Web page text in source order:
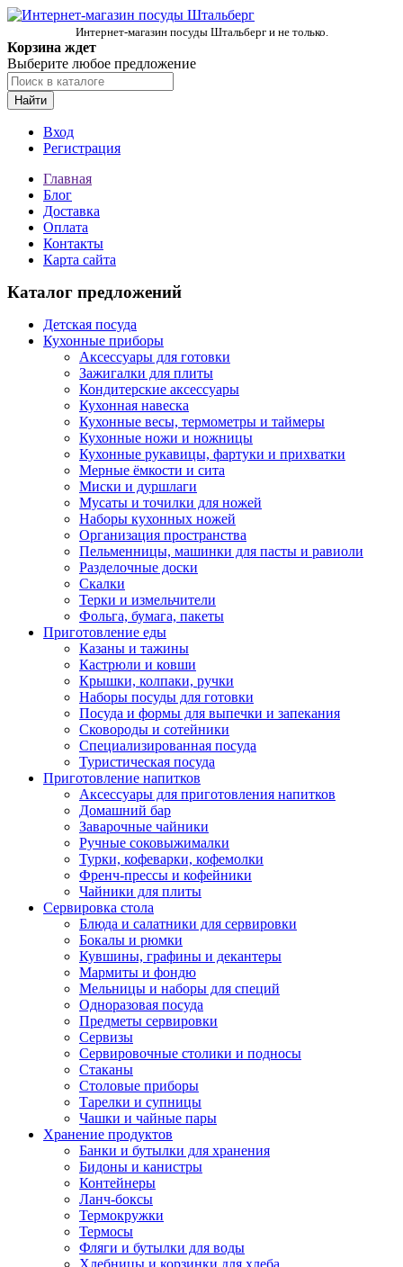
Интернет-магазин посуды Штальберг и не только.
Корзина ждет
Выберите любое предложение
Найти
Вход
Регистрация
Главная
Блог
Доставка
Оплата
Контакты
Карта сайта
Каталог предложений
Детская посуда
Кухонные приборы
Аксессуары для готовки
Зажигалки для плиты
Кондитерские аксессуары
Кухонная навеска
Кухонные весы, термометры и таймеры
Кухонные ножи и ножницы
Кухонные рукавицы, фартуки и прихватки
Мерные ёмкости и сита
Миски и дуршлаги
Мусаты и точилки для ножей
Наборы кухонных ножей
Организация пространства
Пельменницы, машинки для пасты и равиоли
Разделочные доски
Скалки
Терки и измельчители
Фольга, бумага, пакеты
Приготовление еды
Казаны и тажины
Кастрюли и ковши
Крышки, колпаки, ручки
Наборы посуды для готовки
Посуда и формы для выпечки и запекания
Сковороды и сотейники
Специализированная посуда
Туристическая посуда
Приготовление напитков
Аксессуары для приготовления напитков
Домашний бар
Заварочные чайники
Ручные соковыжималки
Турки, кофеварки, кофемолки
Френч-прессы и кофейники
Чайники для плиты
Сервировка стола
Блюда и салатники для сервировки
Бокалы и рюмки
Кувшины, графины и декантеры
Мармиты и фондю
Мельницы и наборы для специй
Одноразовая посуда
Предметы сервировки
Сервизы
Сервировочные столики и подносы
Стаканы
Столовые приборы
Тарелки и супницы
Чашки и чайные пары
Хранение продуктов
Банки и бутылки для хранения
Бидоны и канистры
Контейнеры
Ланч-боксы
Термокружки
Термосы
Фляги и бутылки для воды
Хлебницы и корзинки для хлеба